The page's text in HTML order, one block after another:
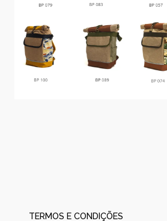
TERMOS E CONDIÇÕES